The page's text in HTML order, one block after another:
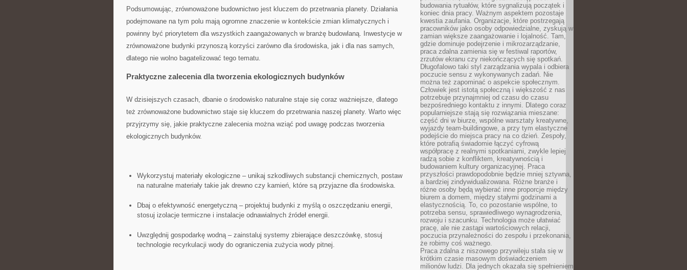
Podsumowując, zrównoważone budownictwo jest‌ kluczem do⁣ przetrwania‍ planety. Działania
podejmowane na tym ⁢polu mają ogromne⁢ znaczenie w kontekście zmian klimatycznych i
powinny być priorytetem dla wszystkich zaangażowanych w ‌branżę budowlaną. Inwestycje w
zrównoważone budynki​ przynoszą korzyści zarówno dla środowiska, jak i dla nas samych,
dlatego‍ nie wolno⁤ bagatelizować tego ⁤tematu.
Praktyczne zalecenia dla tworzenia ​ekologicznych budynków
W dzisiejszych czasach, dbanie o środowisko naturalne ‍staje się coraz ważniejsze, dlatego
też zrównoważone budownictwo staje się kluczem do przetrwania naszej planety. Warto więc
przyjrzymy się, ⁤jakie praktyczne zalecenia można‌ wziąć pod uwagę podczas tworzenia
ekologicznych‌ budynków.
Wykorzystuj materiały ekologiczne – unikaj szkodliwych substancji chemicznych, postaw
na naturalne materiały takie jak drewno czy kamień, które są przyjazne dla środowiska.
Dbaj ‌o efektywność energetyczną – projektuj budynki z myślą o oszczędzaniu energii,
stosuj izolacje termiczne i instalacje odnawialnych źródeł⁣ energii.
Uwzględnij gospodarkę wodną – zainstaluj systemy⁢ zbierające deszczówkę, stosuj
technologie recyrkulacji wody do ograniczenia zużycia​ wody ‍pitnej.
budowania rytuałów, które sygnalizują początek i
koniec dnia pracy. Ważnym aspektem pozostaje
kwestia zaufania. Organizacje, które postrzegają
pracowników jako osoby odpowiedzialne, zyskują w
zamian większe zaangażowanie i lojalność. Tam,
gdzie dominuje podejrzenie i mikrozarządzanie,
praca zdalna zamienia się w festiwal raportów,
zrzutów ekranu czy niekończących się spotkań.
Długofalowo taki styl zarządzania wypala i odbiera
poczucie sensu z wykonywanych zadań. Nie
można też zapominać o aspekcie społecznym.
Człowiek jest istotą społeczną i większość z nas
potrzebuje przynajmniej od czasu do czasu
bezpośredniego kontaktu z innymi. Dlatego coraz
popularniejsze stają się rozwiązania mieszane:
część dni w biurze, wspólne warsztaty kreatywne,
wyjazdy team-buildingowe, a przy tym elastyczne
podejście do miejsca pracy na co dzień. Zespoły,
które potrafią świadomie łączyć cyfrową
współpracę z realnymi spotkaniami, zwykle lepiej
radzą sobie z konfliktem, kreatywnością i
budowaniem kultury organizacyjnej. Praca
przyszłości prawdopodobnie będzie mniej sztywna,
a bardziej zindywidualizowana. Różne branże i
różne osoby będą wybierać inne proporcje między
biurem a domem, między stałymi godzinami a
elastycznością. To, co pozostanie wspólne, to
potrzeba sensu, sprawiedliwego wynagrodzenia,
rozwoju i szacunku. Technologia może ułatwiać
pracę, ale nie zastąpi wartościowych relacji,
poczucia przynależności do zespołu i przekonania,
że robimy coś ważnego.
Praca zdalna z niszowego przywileju stała się w
krótkim czasie masowym doświadczeniem
milionów ludzi. Dla jednych okazała się spełnieniem